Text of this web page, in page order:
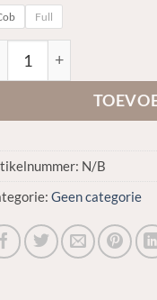
Full
N/B
Geen categorie